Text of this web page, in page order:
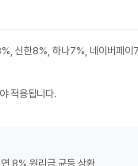
신한8%, 하나7%, 네이버페이
적용됩니다.
8% 원리금 균등 상환